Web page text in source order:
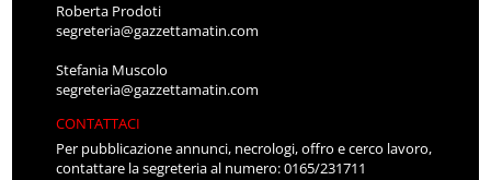
Roberta Prodoti
segreteria@gazzettamatin.com
Stefania Muscolo
segreteria@gazzettamatin.com
CONTATTACI
Per pubblicazione annunci, necrologi, offro e cerco lavoro,
contattare la segreteria al numero: 0165/231711